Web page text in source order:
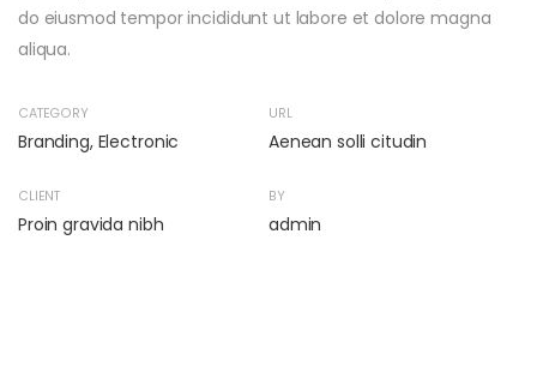
do eiusmod tempor incididunt ut labore et dolore magna
aliqua.
CATEGORY
Branding, Electronic
URL
Aenean solli citudin
CLIENT
Proin gravida nibh
BY
admin